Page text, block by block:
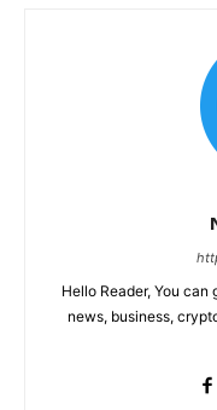
Hello Reader, You
news, business,